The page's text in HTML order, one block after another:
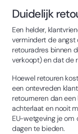
Duidelijk
Een helder,
vermindert de angst
retouradres binnen
verkoopt) en dat de
Hoewel retouren
een ontevreden
retourneren dan
achterlaat en nooit
EU-wetgeving je om
dagen te bieden.